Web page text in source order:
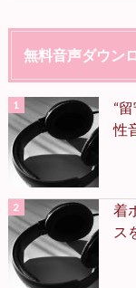
無料音声ダウン
“
性
着
ス